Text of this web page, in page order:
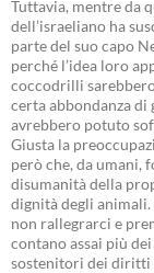
Tuttavia, mentre da
dell’israeliano ha
parte del suo capo
perché l’idea loro
coccodrilli
certa abbondanza
avrebbero potuto
Giusta la
però che, da umani,
disumanità della
dignità degli
non rallegrarci e
contano assai più
sostenitori dei diritti